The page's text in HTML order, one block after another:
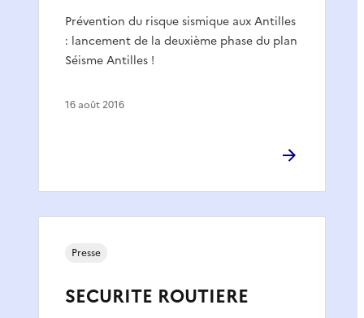
Prévention du risque sismique aux Antilles
: lancement de la deuxième phase du plan
Séisme Antilles !
16 août 2016
SECURITE ROUTIERE
Presse